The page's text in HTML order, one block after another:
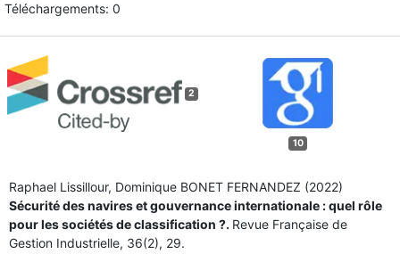
Téléchargements: 0
2
10
Raphael Lissillour, Dominique BONET FERNANDEZ (2022)
Sécurité des navires et gouvernance internationale : quel rôle
pour les sociétés de classification ?. Revue Française de
Gestion Industrielle, 36(2), 29.